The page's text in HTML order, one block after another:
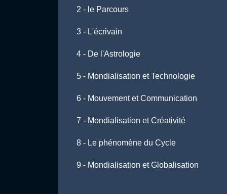
2 - le Parcours
3 - L'écrivain
4 - De l'Astrologie
5 - Mondialisation et Technologie
6 - Mouvement et Communication
7 - Mondialisation et Créativité
8 - Le phénomène du Cycle
9 - Mondialisation et Globalisation